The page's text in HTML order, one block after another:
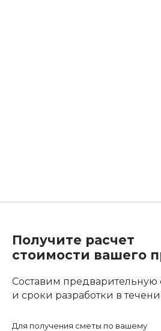
Получите расчет
стоимости вашего
Составим предварительную
и сроки разработки в
Для получения сметы по вашему